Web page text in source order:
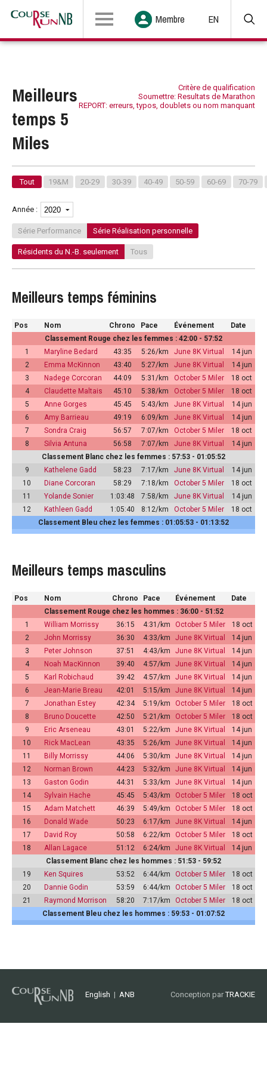
Membre EN
Critère de qualification
Soumettre: Resultats de Marathon
REPORT: erreurs, typos, doublets ou nom manquant
Meilleurs
temps 5
Miles
Tout 19&M 20-29 30-39 40-49 50-59 60-69 70-79
Année :
Série Performance Série Réalisation personnelle
Résidents du N.-B. seulement Tous
Meilleurs temps féminins
Pos Nom Chrono Pace Événement
Date
Classement Rouge chez les femmes : 42:00 - 57:52
1
Maryline Bedard 43:35 5:26/km June 8K Virtual
14 jun
2
Emma McKinnon 43:40 5:27/km June 8K Virtual
14 jun
3
Nadege Corcoran 44:09 5:31/km October 5 Miler
18 oct
4
Claudette Maltais 45:10 5:38/km October 5 Miler
18 oct
5
Anne Gorges 45:45 5:43/km June 8K Virtual
14 jun
6
Amy Barrieau 49:19 6:09/km June 8K Virtual
14 jun
7
Sondra Craig 56:57 7:07/km October 5 Miler
18 oct
8
Silvia Antuna 56:58 7:07/km June 8K Virtual
14 jun
Classement Blanc chez les femmes : 57:53 - 01:05:52
9
Kathelene Gadd 58:23 7:17/km June 8K Virtual
14 jun
10
Diane Corcoran 58:29 7:18/km October 5 Miler
18 oct
11
Yolande Sonier 1:03:48 7:58/km June 8K Virtual
14 jun
12
Kathleen Gadd 1:05:40 8:12/km October 5 Miler
18 oct
Classement Bleu chez les femmes : 01:05:53 - 01:13:52
Meilleurs temps masculins
Pos Nom Chrono Pace Événement
Date
Classement Rouge chez les hommes : 36:00 - 51:52
1
William Morrissy 36:15 4:31/km October 5 Miler
18 oct
2
John Morrissy 36:30 4:33/km June 8K Virtual
14 jun
3
Peter Johnson 37:51 4:43/km June 8K Virtual
14 jun
4
Noah MacKinnon 39:40 4:57/km June 8K Virtual
14 jun
5
Karl Robichaud 39:42 4:57/km June 8K Virtual
14 jun
6
Jean-Marie Breau 42:01 5:15/km June 8K Virtual
14 jun
7
Jonathan Estey 42:34 5:19/km October 5 Miler
18 oct
8
Bruno Doucette 42:50 5:21/km October 5 Miler
18 oct
9
Eric Arseneau 43:01 5:22/km June 8K Virtual
14 jun
10
Rick MacLean 43:35 5:26/km June 8K Virtual
14 jun
11
Billy Morrissy 44:06 5:30/km June 8K Virtual
14 jun
12
Norman Brown 44:23 5:32/km June 8K Virtual
14 jun
13
Gaston Godin 44:31 5:33/km June 8K Virtual
14 jun
14
Sylvain Hache 45:45 5:43/km October 5 Miler
18 oct
15
Adam Matchett 46:39 5:49/km October 5 Miler
18 oct
16
Donald Wade 50:23 6:17/km June 8K Virtual
14 jun
17
David Roy 50:58 6:22/km October 5 Miler
18 oct
18
Allan Lagace 51:12 6:24/km June 8K Virtual
14 jun
Classement Blanc chez les hommes : 51:53 - 59:52
19
Ken Squires 53:52 6:44/km October 5 Miler
18 oct
20
Dannie Godin 53:59 6:44/km October 5 Miler
18 oct
21
Raymond Morrison 58:20 7:17/km October 5 Miler
18 oct
Classement Bleu chez les hommes : 59:53 - 01:07:52
English | ANB Conception parTRACKIE